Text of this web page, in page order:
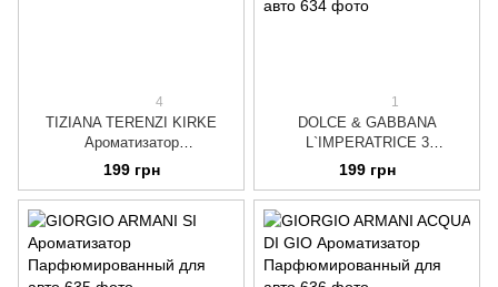
4
TIZIANA TERENZI KIRKE
Ароматизатор
Парфюмированный для авто
199 грн
1
DOLCE & GABBANA
L`IMPERATRICE 3
Ароматизатор
Парфюмированный для авто
199 грн